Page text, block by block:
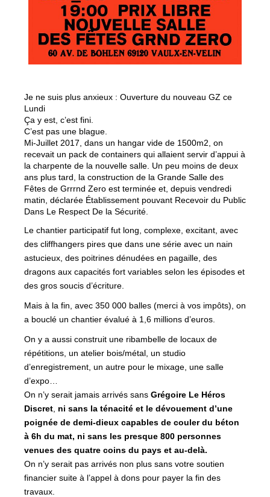
Je ne suis plus anxieux : Ouverture du nouveau GZ ce
Lundi
Ça y est, c’est fini.
C’est pas une blague.
Mi-Juillet 2017, dans un hangar vide de 1500m2, on
recevait un pack de containers qui allaient servir d’appui à
la charpente de la nouvelle salle. Un peu moins de deux
ans plus tard, la construction de la Grande Salle des
Fêtes de Grrrnd Zero est terminée et, depuis vendredi
matin, déclarée Établissement pouvant Recevoir du Public
Dans Le Respect De la Sécurité.
Le chantier participatif fut long, complexe, excitant, avec
des cliffhangers pires que dans une série avec un nain
astucieux, des poitrines dénudées en pagaille, des
dragons aux capacités fort variables selon les épisodes et
des gros soucis d’écriture.
Mais à la fin, avec 350 000 balles (merci à vos impôts), on
a bouclé un chantier évalué à 1,6 millions d’euros.
On y a aussi construit une ribambelle de locaux de
répétitions, un atelier bois/métal, un studio
d’enregistrement, un autre pour le mixage, une salle
d’expo…
On n’y serait jamais arrivés sans Grégoire Le Héros
Discret ni sans la ténacité et le dévouement d’une
poignée de demi-dieux capables de couler du béton
à 6h du mat, ni sans les presque 800 personnes
venues des quatre coins du pays et au-delà.
On n’y serait pas arrivés non plus sans votre soutien
financier suite à l’appel à dons pour payer la fin des
travaux.